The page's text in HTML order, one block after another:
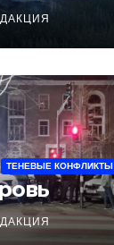
ТЕНЕВЫЕ КОНФЛИКТЫ